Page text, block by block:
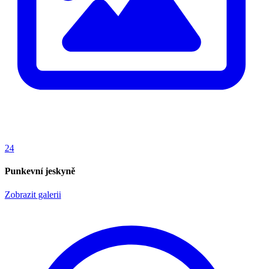
24
Punkevní jeskyně
Zobrazit galerii